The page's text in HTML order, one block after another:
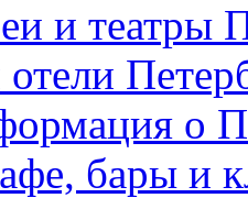
и театры
о
бары и